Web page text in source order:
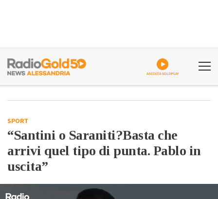
ASCOLTA GOLDPLAY
SPORT
“Santini o Saraniti?Basta che
arrivi quel tipo di punta. Pablo in
uscita”